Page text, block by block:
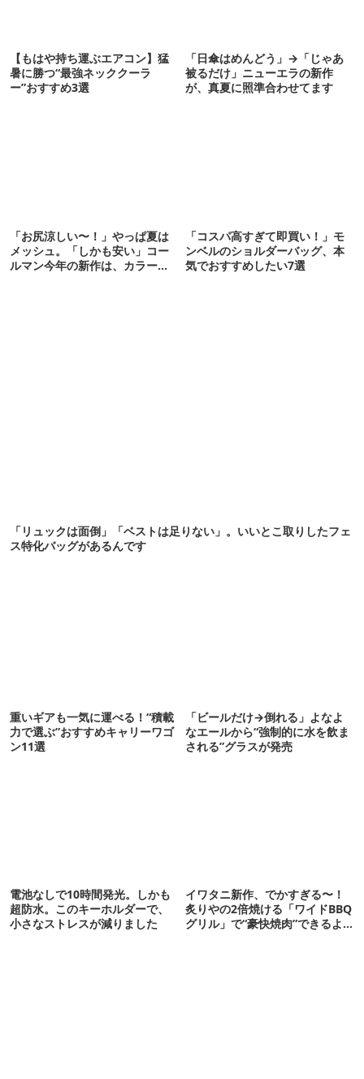
【もはや持ち運ぶエアコン】猛
暑に勝つ“最強ネッククーラ
ー”おすすめ3選
「日傘はめんどう」→「じゃあ
被るだけ」ニューエラの新作
が、真夏に照準合わせてます
「お尻涼しい〜！」やっぱ夏は
メッシュ。「しかも安い」コー
ルマン今年の新作は、カラーも
「コスパ高すぎて即買い！」モ
ンベルのショルダーバッグ、本
気でおすすめしたい7選
「リュックは面倒」「ベストは足りない」。いいとこ取りしたフェ
ス特化バッグがあるんです
重いギアも一気に運べる！“積載
力で選ぶ”おすすめキャリーワゴ
ン11選
「ビールだけ→倒れる」よなよ
なエールから“強制的に水を飲ま
される”グラスが発売
電池なしで10時間発光。しかも
超防水。このキーホルダーで、
小さなストレスが減りました
イワタニ新作、でかすぎる〜！
炙りやの2倍焼ける「ワイドBBQ
グリル」で“豪快焼肉”できるよ